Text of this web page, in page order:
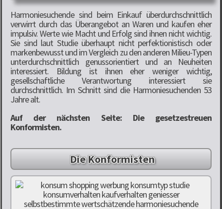
Harmoniesuchende sind beim Einkauf überdurchschnittlich
verwirrt durch das Überangebot an Waren und kaufen eher
impulsiv. Werte wie Macht und Erfolg sind ihnen nicht wichtig.
Sie sind laut Studie überhaupt nicht perfektionistisch oder
markenbewusst und im Vergleich zu den anderen Milieu-Typen
unterdurchschnittlich genussorientiert und an Neuheiten
interessiert. Bildung ist ihnen eher weniger wichtig,
gesellschaftliche Verantwortung interessiert sie
durchschnittlich. Im Schnitt sind die Harmoniesuchenden 53
Jahre alt.
Auf der nächsten Seite: Die gesetzestreuen
Konformisten.
Die Konformisten